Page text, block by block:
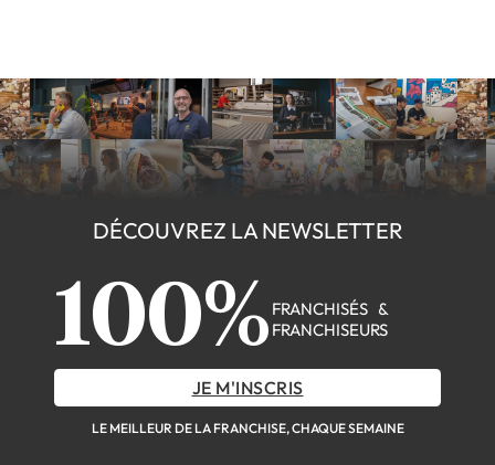
DÉCOUVREZ LA NEWSLETTER
100% FRANCHISÉS &
FRANCHISEURS
JE M'INSCRIS
LE MEILLEUR DE LA FRANCHISE, CHAQUE SEMAINE